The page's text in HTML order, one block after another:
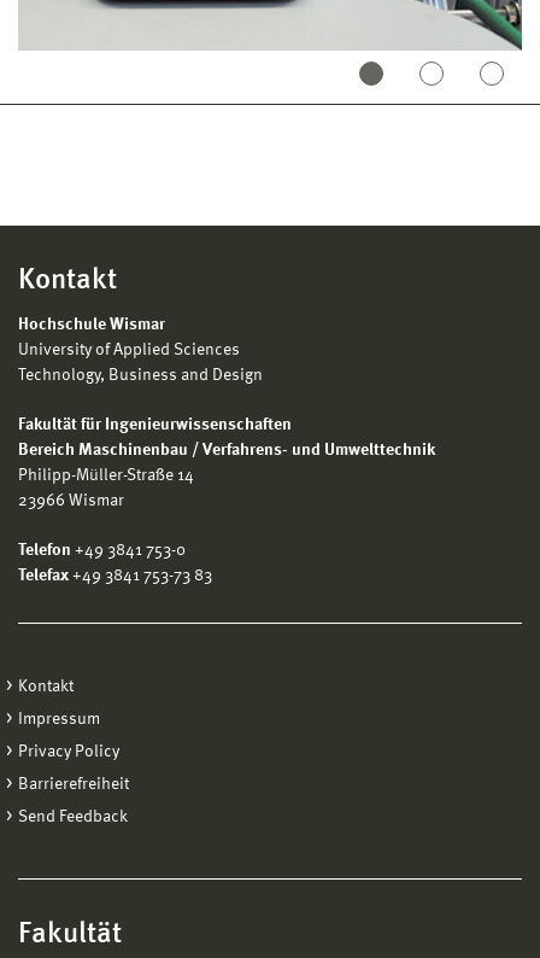
Kontakt
Hochschule Wismar
University of Applied Sciences
Technology, Business and Design
Fakultät für Ingenieurwissenschaften
Bereich Maschinenbau / Verfahrens- und Umwelttechnik
Philipp-Müller-Straße 14
23966 Wismar
Telefon +49 3841 753-0
Telefax +49 3841 753-73 83
Kontakt
Impressum
Privacy Policy
Barrierefreiheit
Send Feedback
Fakultät